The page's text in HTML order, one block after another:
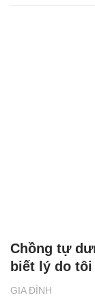
GIA ĐÌNH
Chồng tự
biết lý do